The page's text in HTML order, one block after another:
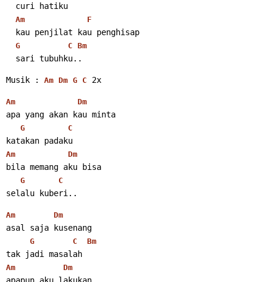
curi hatiku
Am F
kau penjilat kau penghisap
G C Bm
sari tubuhku..
Musik : Am Dm G C 2x
Am Dm
apa yang akan kau minta
G C
katakan padaku
Am Dm
bila memang aku bisa
G C
selalu kuberi..
Am Dm
asal saja kusenang
G C Bm
tak jadi masalah
Am Dm